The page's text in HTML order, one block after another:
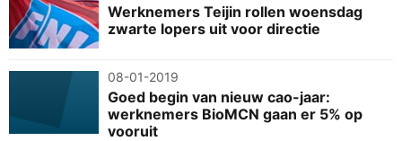
Werknemers Teijin rollen woensdag
zwarte lopers uit voor directie
08-01-2019
Goed begin van nieuw cao-jaar:
werknemers BioMCN gaan er 5% op
vooruit